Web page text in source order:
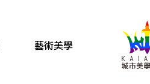
藝術美學